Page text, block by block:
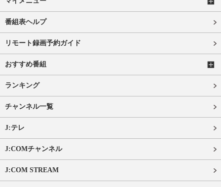
番組表ヘルプ
リモート録画予約ガイド
おすすめ番組
ランキング
チャンネル一覧
J:テレ
J:COMチャンネル
J:COM STREAM